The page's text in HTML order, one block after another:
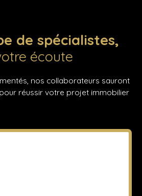
de spécialistes,
écoute
nos collaborateurs sauront
réussir votre projet immobilier